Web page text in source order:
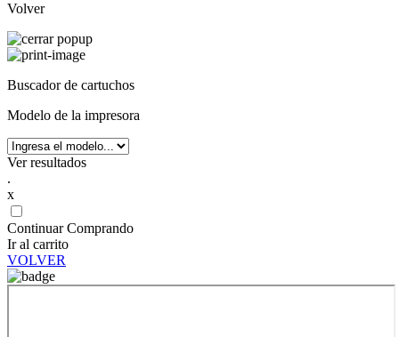
Volver
Buscador de cartuchos
Modelo de la impresora
Ver resultados
.
x
Continuar Comprando
Ir al carrito
VOLVER